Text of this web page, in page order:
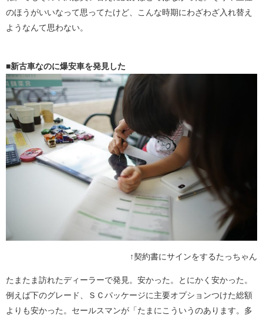
のほうがいいなって思ってたけど、こんな時期にわざわざ入れ替え
ようなんて思わない。
■新古車なのに爆安車を発見した
↑契約書にサインをするたっちゃん
たまたま訪れたディーラーで発見。安かった。とにかく安かった。
例えば下のグレード、ＳＣパッケージに主要オプションつけた総額
よりも安かった。セールスマンが「たまにこういうのあります。多